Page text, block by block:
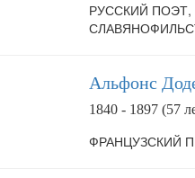
РУССКИЙ
Альфонс
1840 - 1897 (57
ФРАНЦУЗСКИЙ